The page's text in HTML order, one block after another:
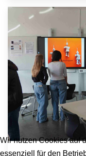
Wir nutzen Cookies auf
essenziell für den